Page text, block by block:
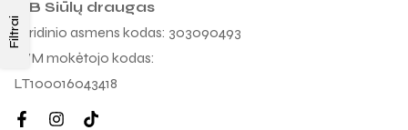
Filtrai
MB Siūlų draugas
Juridinio asmens kodas: 303090493
PVM mokėtojo kodas:
LT100016043418